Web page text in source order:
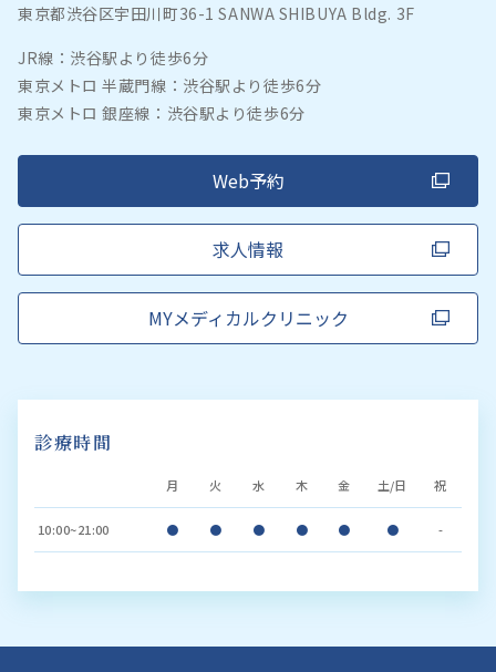
東京都渋谷区宇田川町36-1 SANWA SHIBUYA Bldg. 3F
JR線：渋谷駅より徒歩6分
東京メトロ 半蔵門線：渋谷駅より徒歩6分
東京メトロ 銀座線：渋谷駅より徒歩6分
Web予約
求人情報
MYメディカルクリニック
診療時間
月 火 水 木 金 土/日 祝
10:00~21:00 ● ● ● ● ● ● -